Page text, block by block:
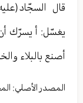
قال
يغسّل: أ يسرّك
أصنع بالبلاء
المصدر الأصلي: